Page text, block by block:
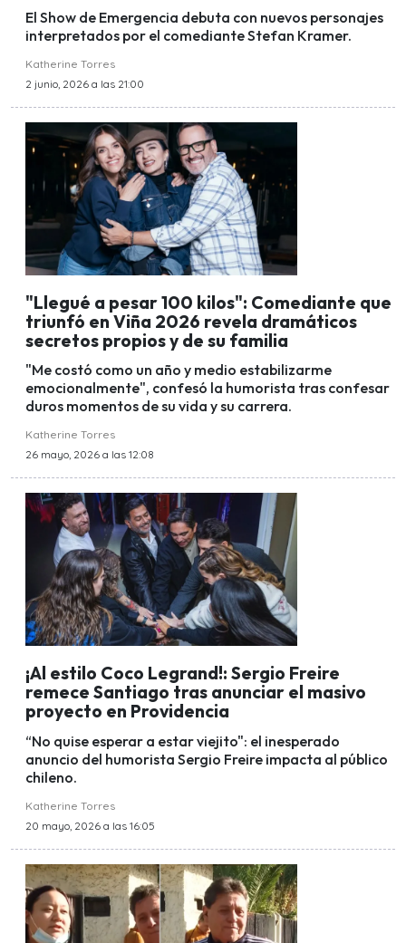
El Show de Emergencia debuta con nuevos personajes
interpretados por el comediante Stefan Kramer.
Katherine Torres
2 junio, 2026 a las 21:00
"Llegué a pesar 100 kilos": Comediante que
triunfó en Viña 2026 revela dramáticos
secretos propios y de su familia
"Me costó como un año y medio estabilizarme
emocionalmente", confesó la humorista tras confesar
duros momentos de su vida y su carrera.
Katherine Torres
26 mayo, 2026 a las 12:08
¡Al estilo Coco Legrand!: Sergio Freire
remece Santiago tras anunciar el masivo
proyecto en Providencia
“No quise esperar a estar viejito": el inesperado
anuncio del humorista Sergio Freire impacta al público
chileno.
Katherine Torres
20 mayo, 2026 a las 16:05